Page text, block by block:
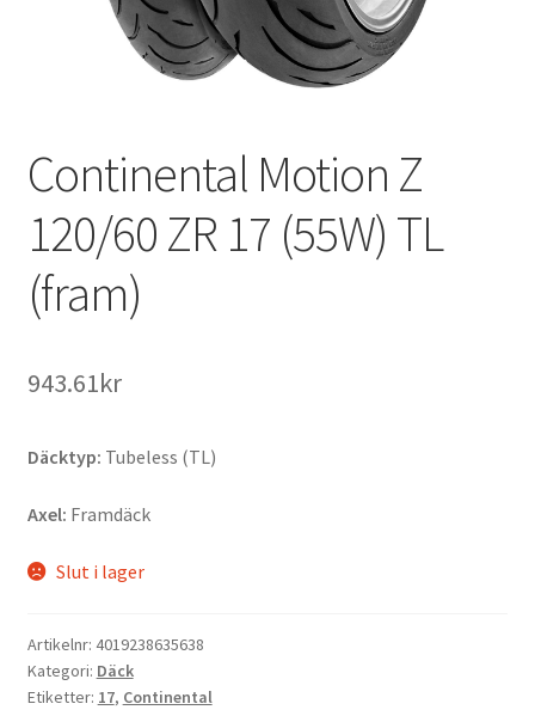
Continental Motion Z
120/60 ZR 17 (55W) TL
(fram)
943.61kr
Däcktyp: Tubeless (TL)
Axel: Framdäck
Slut i lager
Artikelnr: 4019238635638
Kategori: Däck
Etiketter: 17, Continental